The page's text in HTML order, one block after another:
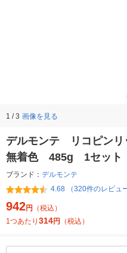
1 / 3 画像を見る
デルモンテ リコピン
無着色 485g 1セット
ブランド： デルモンテ
4.68 （320件のレビュー
942円
（税込）
1つあたり 314円 （税込）